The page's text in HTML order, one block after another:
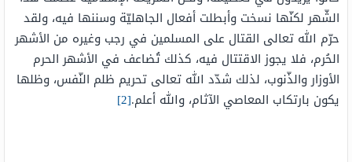
الشّهر لكنّها نسخت وأبطلت أفعال الجاهليّة وسننها فيه، ولقد
حرّم الله تعالى القتال على المسلمين في رجب وغيره من الأشهر
الحُرم، فلا يجوز الاقتتال فيه، كذلك تُضاعف في الأشهر الحرم
الأوزار والذّنوب، لذلك شدّد الله تعالى تحريم ظلم النّفس، وظلها
يكون بارتكاب المعاصي الآثام، والله أعلم.[2]